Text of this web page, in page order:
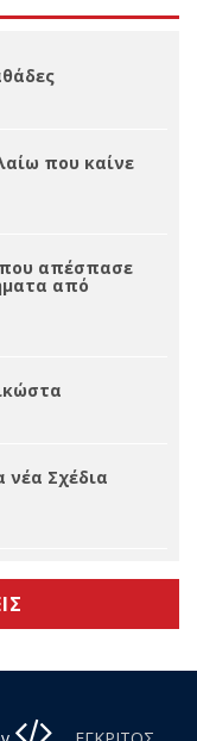
που καίνε
από
νέα Σχέδια